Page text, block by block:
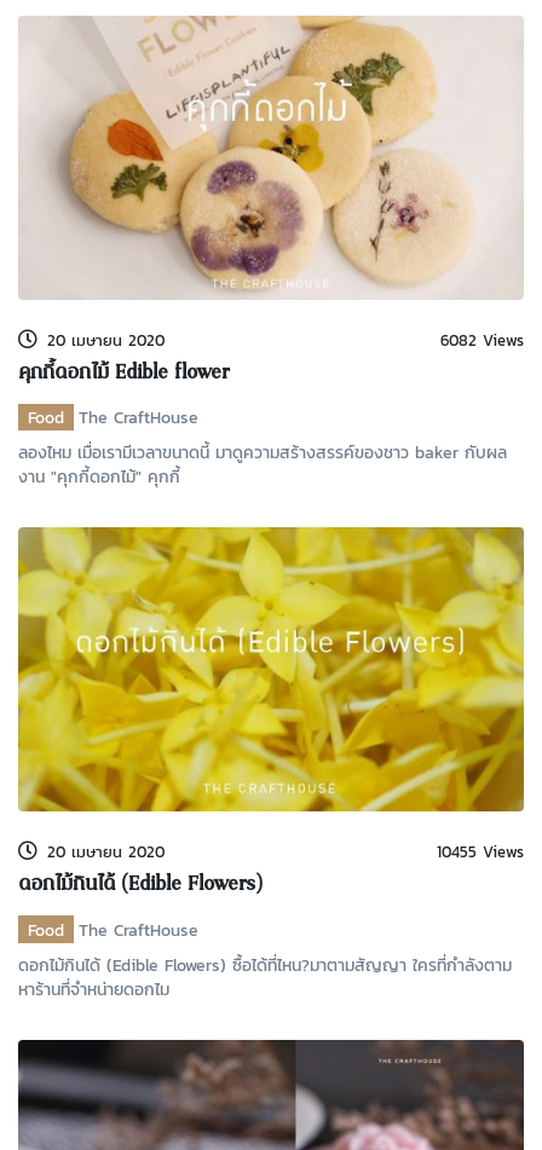
20 เมษายน 2020 6082 Views
คุกกี้ดอกไม้ Edible flower
Food The CraftHouse
ลองไหม เมื่อเรามีเวลาขนาดนี้ มาดูความสร้างสรรค์ของชาว baker กับผล
งาน "คุกกี้ดอกไม้" คุกกี้
20 เมษายน 2020 10455 Views
ดอกไม้กินได้ (Edible Flowers)
Food The CraftHouse
ดอกไม้กินได้ (Edible Flowers) ซื้อได้ที่ไหน?มาตามสัญญา ใครที่กำลังตาม
หาร้านที่จำหน่ายดอกไม